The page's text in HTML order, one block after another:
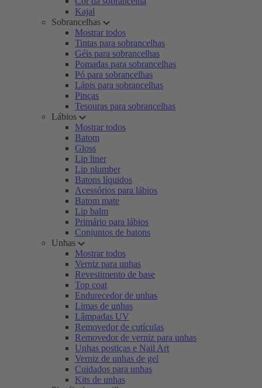
Kajal
Sobrancelhas
Mostrar todos
Tintas para sobrancelhas
Géis para sobrancelhas
Pomadas para sobrancelhas
Pó para sobrancelhas
Lápis para sobrancelhas
Pinças
Tesouras para sobrancelhas
Lábios
Mostrar todos
Batom
Gloss
Lip liner
Lip plumber
Batons líquidos
Acessórios para lábios
Batom mate
Lip balm
Primário para lábios
Conjuntos de batons
Unhas
Mostrar todos
Verniz para unhas
Revestimento de base
Top coat
Endurecedor de unhas
Limas de unhas
Lâmpadas UV
Removedor de cutículas
Removedor de verniz para unhas
Unhas postiças e Nail Art
Verniz de unhas de gel
Cuidados para unhas
Kits de unhas